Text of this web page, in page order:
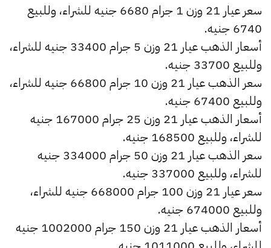
سعر عيار 21 وزن 1 جرام 6680 جنيه للشراء، وللبيع
6740 جنيه.
أسعار الذهب عيار 21 وزن 5 جرام 33400 جنيه للشراء،
وللبيع 33700 جنيه.
سعر الذهب عيار 21 وزن 10 جرام 66800 جنيه للشراء،
وللبيع 67400 جنيه.
أسعار الذهب عيار 21 وزن 25 جرام 167000 جنيه
للشراء، وللبيع 168500 جنيه.
سعر الذهب عيار 21 وزن 50 جرام 334000 جنيه
للشراء، وللبيع 337000 جنيه.
سعر عيار 21 وزن 100 جرام 668000 جنيه للشراء،
وللبيع 674000 جنيه.
أسعار الذهب عيار 21 وزن 150 جرام 1002000 جنيه